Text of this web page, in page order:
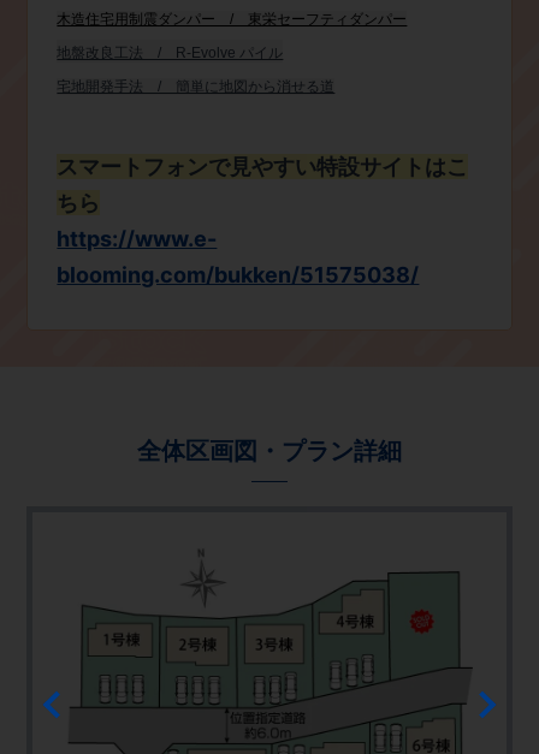
木造住宅用制震ダンパー / 東栄セーフティダンパー
地盤改良工法 / R-Evolve パイル
宅地開発手法 / 簡単に地図から消せる道
スマートフォンで見やすい特設サイトはこ
ちら
https://www.e-
blooming.com/bukken/51575038/
全体区画図・プラン詳細